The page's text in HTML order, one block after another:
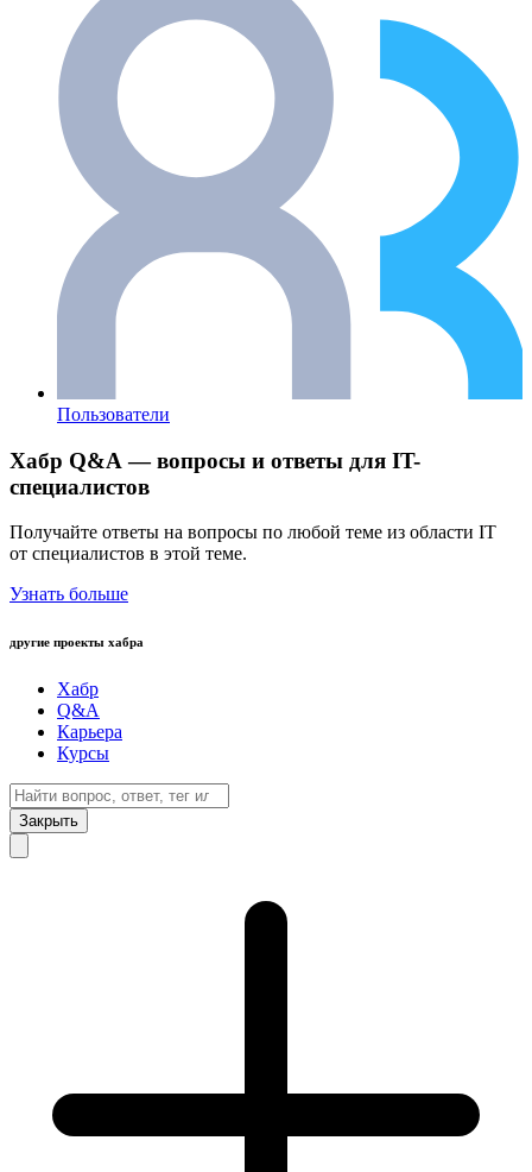
Пользователи
Хабр Q&A — вопросы и ответы для IT-
специалистов
Получайте ответы на вопросы по любой теме из области IT
от специалистов в этой теме.
Узнать больше
другие проекты хабра
Хабр
Q&A
Карьера
Курсы
Закрыть